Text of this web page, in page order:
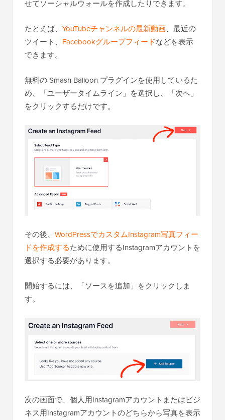
せてソーシャルウォールを作成したりできます。
たとえば、 YouTubeチャンネルの最新動画、最近の
ツイート、 Facebookグループフィードなどを表示
できます。
無料の Smash Balloon プラグインを使用しているた
め、「ユーザータイムライン」を選択し、「次へ」
をクリックするだけです。
その後、 WordPressでカスタムInstagram写真フィー
ドを作成するために使用するInstagramアカウントを
選択する必要があります。
開始するには、「ソースを追加」をクリックしま
す。
次の画面で、個人用Instagramアカウントまたはビジ
ネス用Instagramアカウントのどちらから写真を表示